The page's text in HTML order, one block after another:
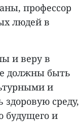
профессор
людей в
и веру в
должны быть
и
среду,
будущего и